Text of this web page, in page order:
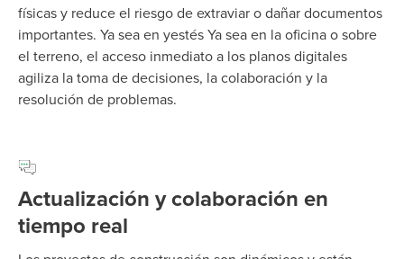
físicas y reduce el riesgo de extraviar o dañar documentos
importantes. Ya sea en yestés Ya sea en la oficina o sobre
el terreno, el acceso inmediato a los planos digitales
agiliza la toma de decisiones, la colaboración y la
resolución de problemas.
Actualización y colaboración en
tiempo real